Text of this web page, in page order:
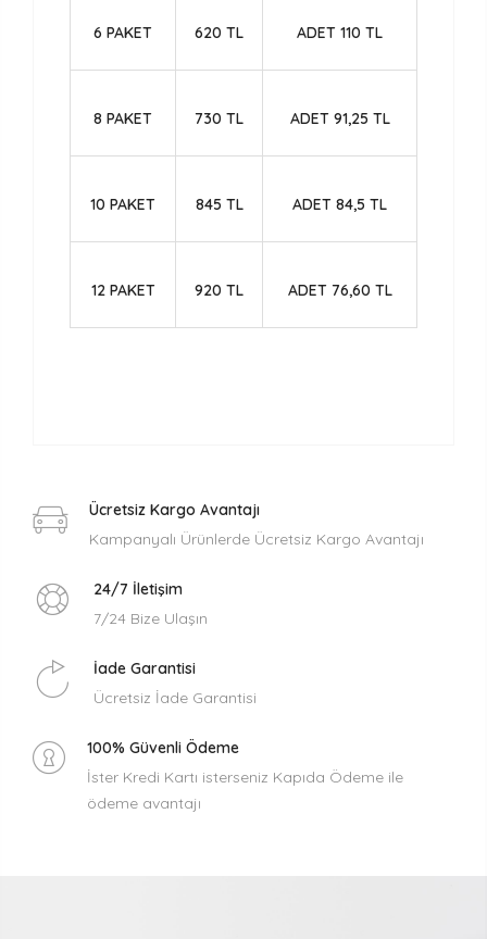
6 PAKET 620 TL ADET 110 TL
8 PAKET 730 TL ADET 91,25 TL
10 PAKET 845 TL ADET 84,5 TL
12 PAKET 920 TL ADET 76,60 TL
Ücretsiz Kargo Avantajı
Kampanyalı Ürünlerde Ücretsiz Kargo Avantajı
24/7 İletişim
7/24 Bize Ulaşın
İade Garantisi
Ücretsiz İade Garantisi
100% Güvenli Ödeme
İster Kredi Kartı isterseniz Kapıda Ödeme ile
ödeme avantajı